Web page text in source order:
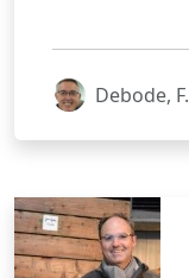
Debode, F.